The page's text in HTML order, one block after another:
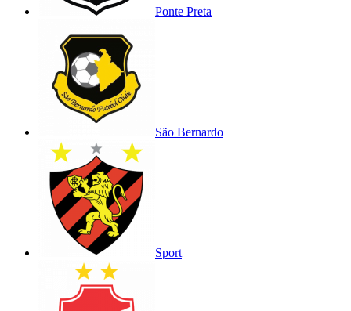
Ponte Preta
São Bernardo
Sport